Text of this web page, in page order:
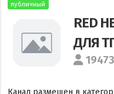
публичный
RED
ДЛЯ
Канал размещен в